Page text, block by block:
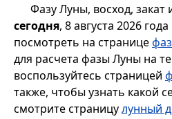
Фазу Луны, восход,
сегодня, 8 августа 2026
посмотреть на странице
для расчета фазы Луны на
воспользуйтесь страницей
также, чтобы узнать какой
смотрите страницулунный